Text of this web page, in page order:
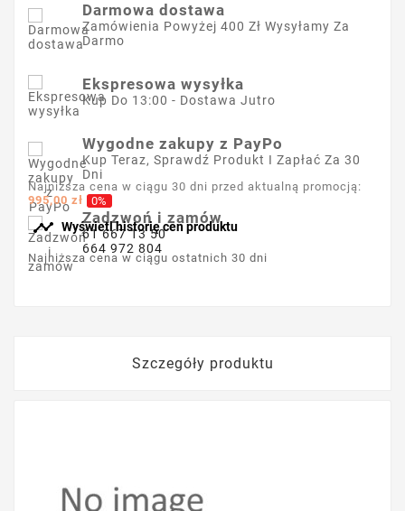
Najniższa cena w ciągu 30 dni przed aktualną promocją:
995,00 zł
0%
 Wyświetl historię cen produktu
Najniższa cena w ciągu ostatnich 30 dni
Darmowa dostawa
Zamówienia Powyżej 400 Zł Wysyłamy Za
Darmo
Ekspresowa wysyłka
Kup Do 13:00 - Dostawa Jutro
Wygodne zakupy z PayPo
Kup Teraz, Sprawdź Produkt I Zapłać Za 30
Dni
Zadzwoń i zamów
61 667 13 50
664 972 804
Szczegóły produktu